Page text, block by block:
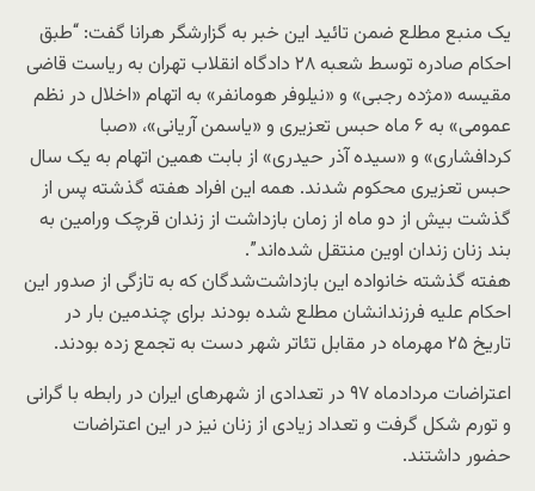
یک منبع مطلع ضمن تائید این خبر به گزارشگر هرانا گفت: “طبق
احکام صادره توسط شعبه ۲۸ دادگاه انقلاب تهران به ریاست قاضی
مقیسه «مژده رجبی» و «نیلوفر هومانفر» به اتهام «اخلال در نظم
عمومی» به ۶ ماه حبس تعزیری و «یاسمن آریانی»، «صبا
کردافشاری» و «سیده آذر حیدری» از بابت همین اتهام به یک سال
حبس تعزیری محکوم شدند. همه این افراد هفته گذشته پس از
گذشت بیش از دو ماه از زمان بازداشت از زندان قرچک ورامین به
بند زنان زندان اوین منتقل شده‌اند”.
هفته گذشته خانواده این بازداشت‌شدگان که به تازگی از صدور این
احکام علیه فرزندانشان مطلع شده بودند برای چندمین بار در
تاریخ ۲۵ مهرماه در مقابل تئاتر شهر دست به تجمع زده بودند.
اعتراضات مردادماه ۹۷ در تعدادی از شهرهای ایران در رابطه با گرانی
و تورم شکل گرفت و تعداد زیادی از زنان نیز در این اعتراضات
حضور داشتند.